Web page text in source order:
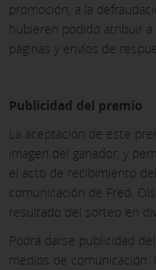
promoción, a la
hubieren podido atribuir a
páginas y envíos de
Publicidad del premio
La aceptación de este
imagen del ganador, y
el acto de recibimiento
comunicación de Fred.
resultado del sorteo en
Podrá darse publicidad
medios de